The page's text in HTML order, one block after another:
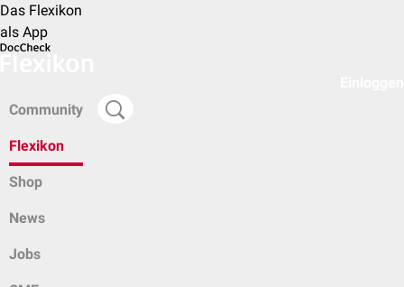
Das Flexikon
als App
Community
Flexikon
Shop
News
Jobs